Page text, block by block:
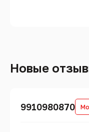
Новые
9910980870